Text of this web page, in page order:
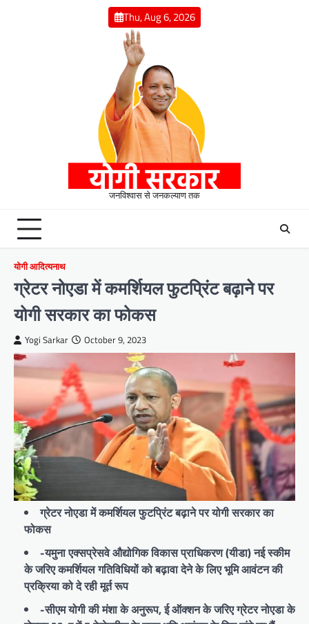
Thu, Aug 6, 2026
जनविश्वास से जनकल्याण तक
योगी आदित्यनाथ
ग्रेटर नोएडा में कमर्शियल फुटप्रिंट बढ़ाने पर
योगी सरकार का फोकस
Yogi Sarkar October 9, 2023
ग्रेटर नोएडा में कमर्शियल फुटप्रिंट बढ़ाने पर योगी सरकार का
फोकस
-यमुना एक्सप्रेसवे औद्योगिक विकास प्राधिकरण (यीडा) नई स्कीम
के जरिए कमर्शियल गतिविधियों को बढ़ावा देने के लिए भूमि आवंटन की
प्रक्रिया को दे रही मूर्त रूप
-सीएम योगी की मंशा के अनुरूप, ई ऑक्शन के जरिए ग्रेटर नोएडा के